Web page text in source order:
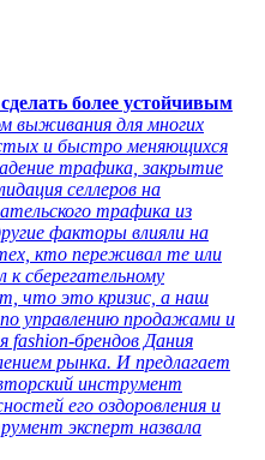
более устойчивым
выживания для многих
и быстро меняющихся
трафика, закрытие
селлеров на
трафика из
факторы влияли на
кто переживал те или
сберегательному
что это кризис, а наш
управлению продажами и
fashion-брендов Дания
рынка. И предлагает
инструмент
его оздоровления и
эксперт назвала